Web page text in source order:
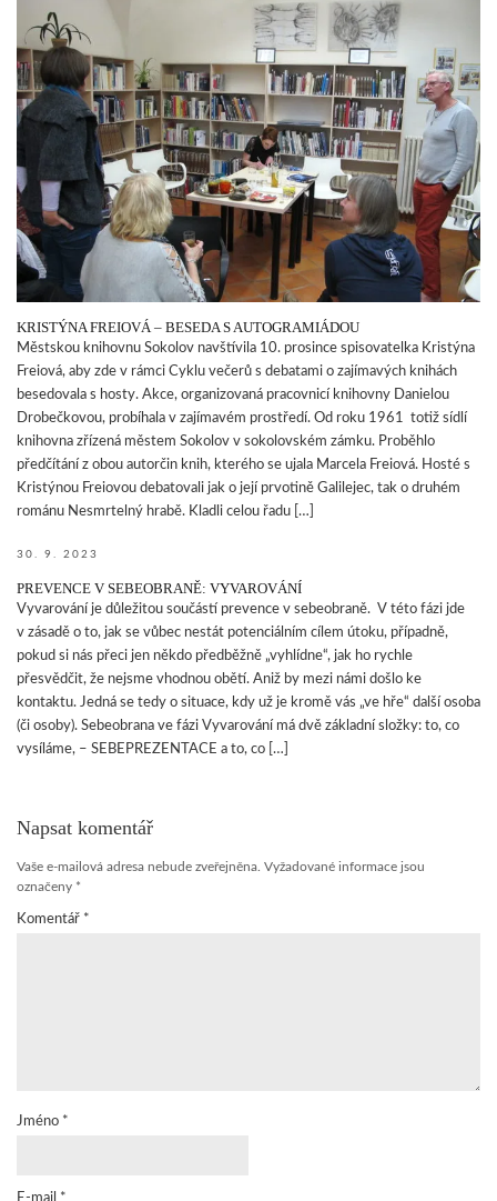
KRISTÝNA FREIOVÁ – BESEDA S AUTOGRAMIÁDOU
Městskou knihovnu Sokolov navštívila 10. prosince spisovatelka Kristýna
Freiová, aby zde v rámci Cyklu večerů s debatami o zajímavých knihách
besedovala s hosty. Akce, organizovaná pracovnicí knihovny Danielou
Drobečkovou, probíhala v zajímavém prostředí. Od roku 1961 totiž sídlí
knihovna zřízená městem Sokolov v sokolovském zámku. Proběhlo
předčítání z obou autorčin knih, kterého se ujala Marcela Freiová. Hosté s
Kristýnou Freiovou debatovali jak o její prvotině Galilejec, tak o druhém
románu Nesmrtelný hrabě. Kladli celou řadu […]
30. 9. 2023
PREVENCE V SEBEOBRANĚ: VYVAROVÁNÍ
Vyvarování je důležitou součástí prevence v sebeobraně. V této fázi jde
v zásadě o to, jak se vůbec nestát potenciálním cílem útoku, případně,
pokud si nás přeci jen někdo předběžně „vyhlídne“, jak ho rychle
přesvědčit, že nejsme vhodnou obětí. Aniž by mezi námi došlo ke
kontaktu. Jedná se tedy o situace, kdy už je kromě vás „ve hře“ další osoba
(či osoby). Sebeobrana ve fázi Vyvarování má dvě základní složky: to, co
vysíláme, – SEBEPREZENTACE a to, co […]
Napsat komentář
Vaše e-mailová adresa nebude zveřejněna. Vyžadované informace jsou
označeny *
Komentář *
Jméno *
E-mail *